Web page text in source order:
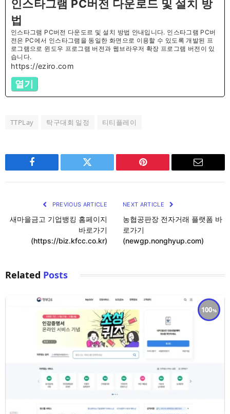
인스타그램 PC버전 다운로드 및 설치 방
법
인스타그램 PC버전 다운도르 및 설치 방법 안내입니다. 인스타그램 PC버
전은 PC에서 인스타그램을 동일한 화면으로 이용할 수 있도록 개발된 프
로그램으로 윈도우 프로그램 버전과 웹브라우저 확장 프로그램 버전이 있
습니다.
https://eziro.com
열기
TTPLay 탁구대회 일정 티티플레이
Facebook Twitter Pinterest Email
PREVIOUS ARTICLE
새마을금고 기업뱅킹 홈페이지
바로가기
(https://biz.kfcc.co.kr)
NEXT ARTICLE
농협공판장 전자거래 플랫폼 바
로가기
(newgp.nonghyup.com)
Related Posts
100